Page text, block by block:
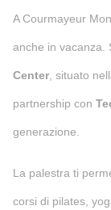
A Courmayeur
anche in vacanza.
Center , situato
partnership con
generazione.
La palestra ti
corsi di pilates,